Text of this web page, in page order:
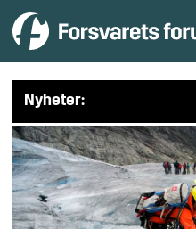
Nyheter: